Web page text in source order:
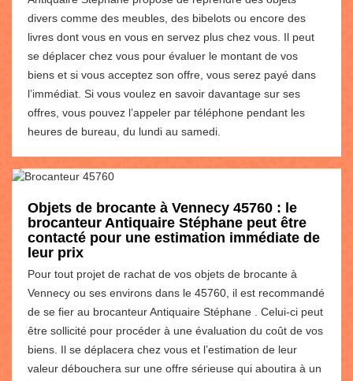
divers comme des meubles, des bibelots ou encore des
livres dont vous en vous en servez plus chez vous. Il peut
se déplacer chez vous pour évaluer le montant de vos
biens et si vous acceptez son offre, vous serez payé dans
l’immédiat. Si vous voulez en savoir davantage sur ses
offres, vous pouvez l’appeler par téléphone pendant les
heures de bureau, du lundi au samedi.
Objets de brocante à Vennecy 45760 : le
brocanteur Antiquaire Stéphane peut être
contacté pour une estimation immédiate de
leur prix
Pour tout projet de rachat de vos objets de brocante à
Vennecy ou ses environs dans le 45760, il est recommandé
de se fier au brocanteur Antiquaire Stéphane . Celui-ci peut
être sollicité pour procéder à une évaluation du coût de vos
biens. Il se déplacera chez vous et l’estimation de leur
valeur débouchera sur une offre sérieuse qui aboutira à un